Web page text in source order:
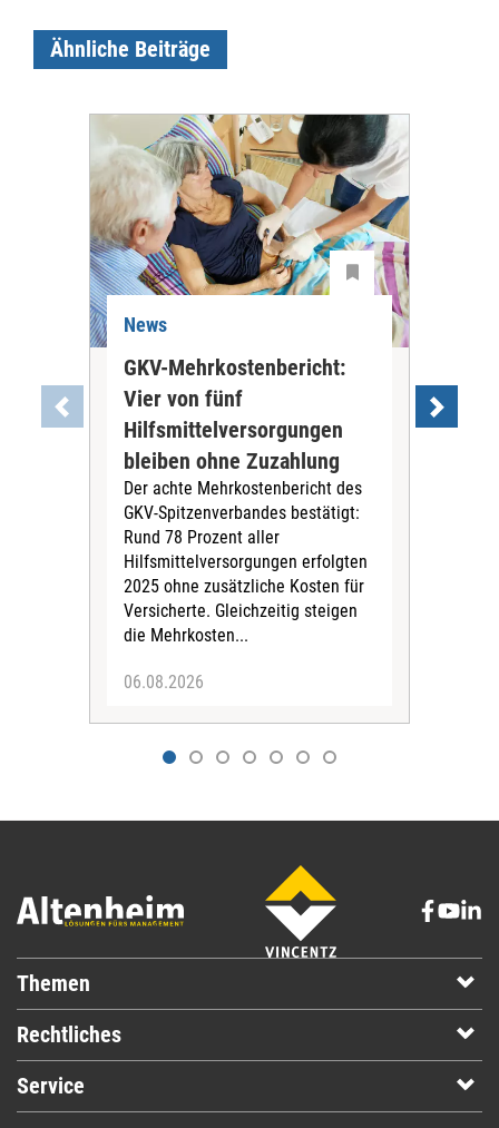
Ähnliche Beiträge
News
GKV-Mehrkostenbericht:
Vier von fünf
Hilfsmittelversorgungen
bleiben ohne Zuzahlung
Der achte Mehrkostenbericht des
GKV-Spitzenverbandes bestätigt:
Rund 78 Prozent aller
Hilfsmittelversorgungen erfolgten
2025 ohne zusätzliche Kosten für
Versicherte. Gleichzeitig steigen
die Mehrkosten...
06.08.2026
Themen
Rechtliches
Service